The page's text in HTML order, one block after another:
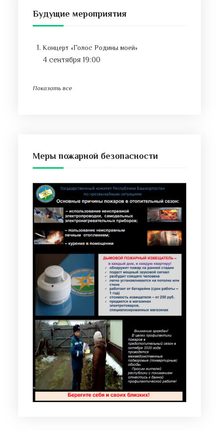
Будущие мероприятия
Концерт «Голос Родины моей»
4 сентября 19:00
Показать все
Меры пожарной безопасности